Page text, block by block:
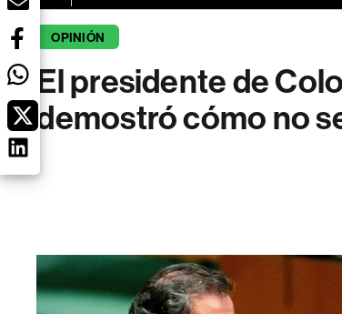
OPINIÓN
El presidente de
demostró cómo no